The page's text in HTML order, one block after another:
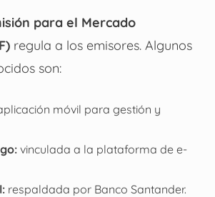
para el Mercado
regula a los emisores. Algunos
son:
móvil para gestión y
vinculada a la plataforma de e-
respaldada por Banco Santander.